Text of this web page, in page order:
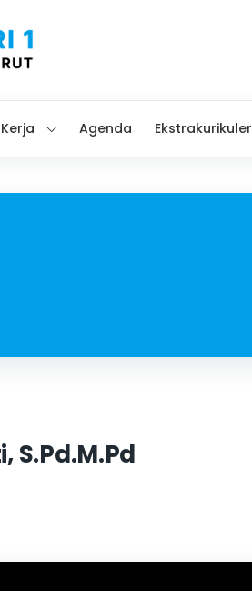
Agenda Ekstrakurikuler
S.Pd.M.Pd